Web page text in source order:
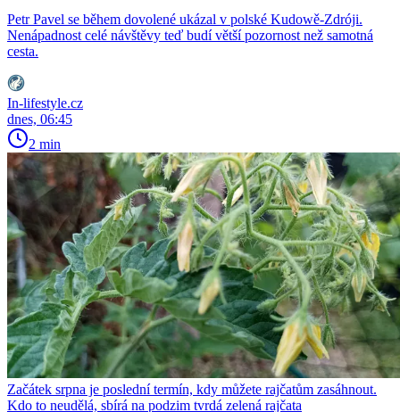
Petr Pavel se během dovolené ukázal v polské Kudowě-Zdróji.
Nenápadnost celé návštěvy teď budí větší pozornost než samotná
cesta.
In-lifestyle.cz
dnes, 06:45
2 min
Začátek srpna je poslední termín, kdy můžete rajčatům zasáhnout.
Kdo to neudělá, sbírá na podzim tvrdá zelená rajčata